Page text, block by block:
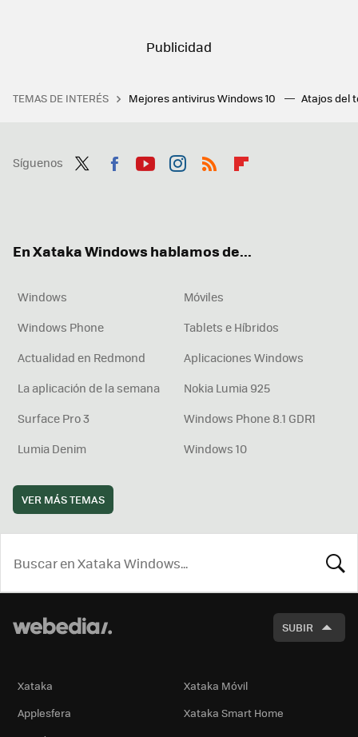
TEMAS DE INTERÉS Mejores antivirus Windows 10 Atajos del
Síguenos
En Xataka Windows hablamos de...
Windows
Móviles
Windows Phone
Tablets e Híbridos
Actualidad en Redmond
Aplicaciones Windows
La aplicación de la semana
Nokia Lumia 925
Surface Pro 3
Windows Phone 8.1 GDR1
Lumia Denim
Windows 10
VER MÁS TEMAS
SUBIR
Xataka
Xataka Móvil
Applesfera
Xataka Smart Home